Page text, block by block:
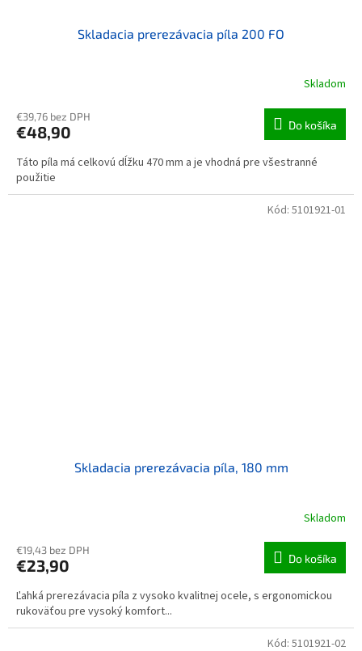
Skladacia prerezávacia píla 200 FO
Skladom
€39,76 bez DPH
€48,90 Do košíka
Táto píla má celkovú dĺžku 470 mm a je vhodná pre všestranné
použitie
Skladacia prerezávacia píla, 180 mm
Skladom
€19,43 bez DPH
€23,90 Do košíka
Ľahká prerezávacia píla z vysoko kvalitnej ocele, s ergonomickou
rukoväťou pre vysoký komfort...
Kód: 5101921-01
Kód: 5101921-02